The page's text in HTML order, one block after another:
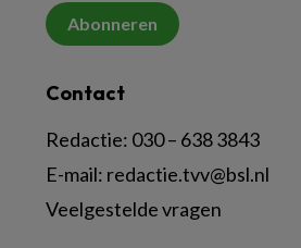
Abonneren
Contact
Redactie: 030 – 638 3843
E-mail: redactie.tvv@bsl.nl
Veelgestelde vragen